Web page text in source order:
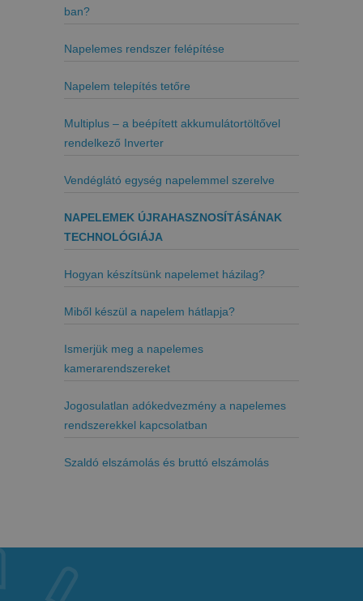
ban?
Napelemes rendszer felépítése
Napelem telepítés tetőre
Multiplus – a beépített akkumulátortöltővel
rendelkező Inverter
Vendéglátó egység napelemmel szerelve
NAPELEMEK ÚJRAHASZNOSÍTÁSÁNAK
TECHNOLÓGIÁJA
Hogyan készítsünk napelemet házilag?
Miből készül a napelem hátlapja?
Ismerjük meg a napelemes
kamerarendszereket
Jogosulatlan adókedvezmény a napelemes
rendszerekkel kapcsolatban
Szaldó elszámolás és bruttó elszámolás